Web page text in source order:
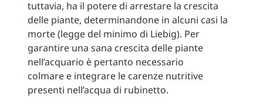
tuttavia, ha il potere di arrestare la crescita
delle piante, determinandone in alcuni casi la
morte (legge del minimo di Liebig). Per
garantire una sana crescita delle piante
nell’acquario è pertanto necessario
colmare e integrare le carenze nutritive
presenti nell’acqua di rubinetto.